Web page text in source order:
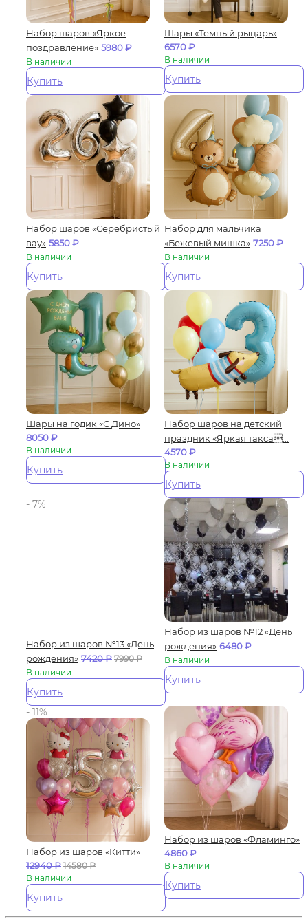
Набор шаров «Яркое
поздравление» 5980₽
В наличии
Купить
Шары «Темный рыцарь»
6570₽
В наличии
Купить
Набор шаров «Серебристый
вау» 5850₽
В наличии
Купить
Набор для мальчика
«Бежевый мишка» 7250₽
В наличии
Купить
Шары на годик «С Дино»
8050₽
В наличии
Купить
Набор шаров на детский
праздник «Яркая такса...
4570₽
В наличии
Купить
- 7%
Набор из шаров №13 «День
рождения» 7420₽ 7990₽
В наличии
Купить
Набор из шаров №12 «День
рождения» 6480₽
В наличии
Купить
- 11%
Набор из шаров «Китти»
12940₽ 14580₽
В наличии
Купить
Набор из шаров «Фламинго»
4860₽
В наличии
Купить